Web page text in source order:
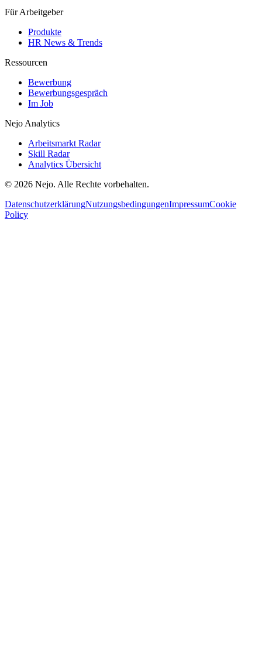
Für Arbeitgeber
Produkte
HR News & Trends
Ressourcen
Bewerbung
Bewerbungsgespräch
Im Job
Nejo Analytics
Arbeitsmarkt Radar
Skill Radar
Analytics Übersicht
© 2026 Nejo. Alle Rechte vorbehalten.
DatenschutzerklärungNutzungsbedingungenImpressumCookie
Policy